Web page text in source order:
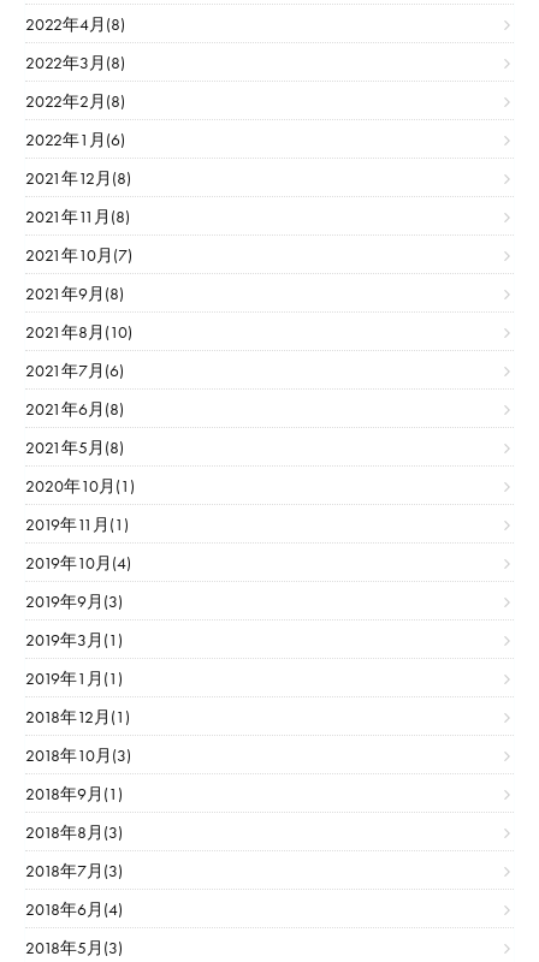
2022年4月(8)
2022年3月(8)
2022年2月(8)
2022年1月(6)
2021年12月(8)
2021年11月(8)
2021年10月(7)
2021年9月(8)
2021年8月(10)
2021年7月(6)
2021年6月(8)
2021年5月(8)
2020年10月(1)
2019年11月(1)
2019年10月(4)
2019年9月(3)
2019年3月(1)
2019年1月(1)
2018年12月(1)
2018年10月(3)
2018年9月(1)
2018年8月(3)
2018年7月(3)
2018年6月(4)
2018年5月(3)